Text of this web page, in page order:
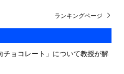
チョコレート」について教授が解
ランキングページ